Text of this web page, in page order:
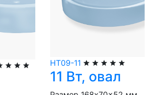
НТ09-11
11 Вт, овал